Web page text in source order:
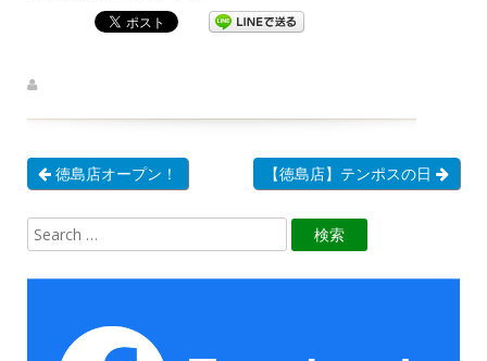
徳島店オープン！ 【徳島店】テンポスの日